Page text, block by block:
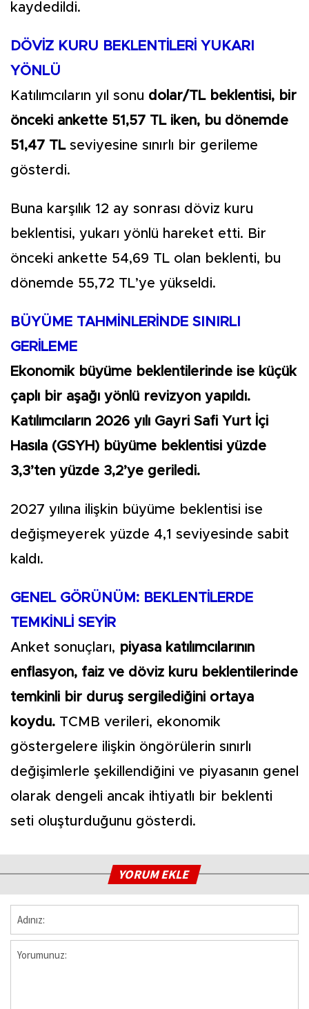
kaydedildi.
DÖVİZ KURU BEKLENTİLERİ YUKARI
YÖNLÜ
Katılımcıların yıl sonu dolar/TL beklentisi, bir
önceki ankette 51,57 TL iken, bu dönemde
51,47 TLseviyesine sınırlı bir gerileme
gösterdi.
Buna karşılık 12 ay sonrası döviz kuru
beklentisi, yukarı yönlü hareket etti. Bir
önceki ankette 54,69 TL olan beklenti, bu
dönemde 55,72 TL’ye yükseldi.
BÜYÜME TAHMİNLERİNDE SINIRLI
GERİLEME
Ekonomik büyüme beklentilerinde ise küçük
çaplı bir aşağı yönlü revizyon yapıldı.
Katılımcıların 2026 yılı Gayri Safi Yurt İçi
Hasıla (GSYH) büyüme beklentisi yüzde
3,3’ten yüzde 3,2’ye geriledi.
2027 yılına ilişkin büyüme beklentisi ise
değişmeyerek yüzde 4,1 seviyesinde sabit
kaldı.
GENEL GÖRÜNÜM: BEKLENTİLERDE
TEMKİNLİ SEYİR
Anket sonuçları, piyasa katılımcılarının
enflasyon, faiz ve döviz kuru beklentilerinde
temkinli bir duruş sergilediğini ortaya
koydu. TCMB verileri, ekonomik
göstergelere ilişkin öngörülerin sınırlı
değişimlerle şekillendiğini ve piyasanın genel
olarak dengeli ancak ihtiyatlı bir beklenti
seti oluşturduğunu gösterdi.
YORUM EKLE